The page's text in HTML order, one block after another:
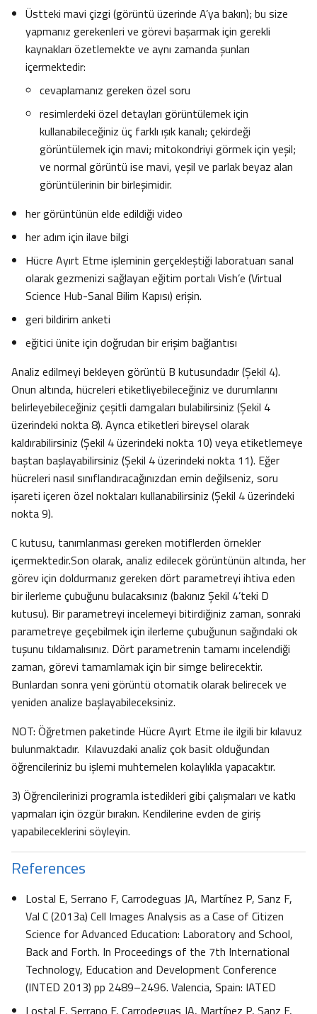
Üstteki mavi çizgi (görüntü üzerinde A’ya bakın); bu size
yapmanız gerekenleri ve görevi başarmak için gerekli
kaynakları özetlemekte ve aynı zamanda şunları
içermektedir:
cevaplamanız gereken özel soru
resimlerdeki özel detayları görüntülemek için
kullanabileceğiniz üç farklı ışık kanalı; çekirdeği
görüntülemek için mavi; mitokondriyi görmek için yeşil;
ve normal görüntü ise mavi, yeşil ve parlak beyaz alan
görüntülerinin bir birleşimidir.
her görüntünün elde edildiği video
her adım için ilave bilgi
Hücre Ayırt Etme işleminin gerçekleştiği laboratuarı sanal
olarak gezmenizi sağlayan eğitim portalı Vish’e (Virtual
Science Hub-Sanal Bilim Kapısı) erişin.
geri bildirim anketi
eğitici ünite için doğrudan bir erişim bağlantısı
Analiz edilmeyi bekleyen görüntü B kutusundadır (Şekil 4).
Onun altında, hücreleri etiketliyebileceğiniz ve durumlarını
belirleyebileceğiniz çeşitli damgaları bulabilirsiniz (Şekil 4
üzerindeki nokta 8). Ayrıca etiketleri bireysel olarak
kaldırabilirsiniz (Şekil 4 üzerindeki nokta 10) veya etiketlemeye
baştan başlayabilirsiniz (Şekil 4 üzerindeki nokta 11). Eğer
hücreleri nasıl sınıflandıracağınızdan emin değilseniz, soru
işareti içeren özel noktaları kullanabilirsiniz (Şekil 4 üzerindeki
nokta 9).
C kutusu, tanımlanması gereken motiflerden örnekler
içermektedir.Son olarak, analiz edilecek görüntünün altında, her
görev için doldurmanız gereken dört parametreyi ihtiva eden
bir ilerleme çubuğunu bulacaksınız (bakınız Şekil 4’teki D
kutusu). Bir parametreyi incelemeyi bitirdiğiniz zaman, sonraki
parametreye geçebilmek için ilerleme çubuğunun sağındaki ok
tuşunu tıklamalısınız. Dört parametrenin tamamı incelendiği
zaman, görevi tamamlamak için bir simge belirecektir.
Bunlardan sonra yeni görüntü otomatik olarak belirecek ve
yeniden analize başlayabileceksiniz.
NOT: Öğretmen paketinde Hücre Ayırt Etme ile ilgili bir kılavuz
bulunmaktadır. Kılavuzdaki analiz çok basit olduğundan
öğrencileriniz bu işlemi muhtemelen kolaylıkla yapacaktır.
3) Öğrencilerinizi programla istedikleri gibi çalışmaları ve katkı
yapmaları için özgür bırakın. Kendilerine evden de giriş
yapabileceklerini söyleyin.
References
Lostal E, Serrano F, Carrodeguas JA, Martínez P, Sanz F,
Val C (2013a) Cell Images Analysis as a Case of Citizen
Science for Advanced Education: Laboratory and School,
Back and Forth. In Proceedings of the 7th International
Technology, Education and Development Conference
(INTED 2013) pp 2489–2496. Valencia, Spain: IATED
Lostal E, Serrano F, Carrodeguas JA, Martínez P, Sanz F,